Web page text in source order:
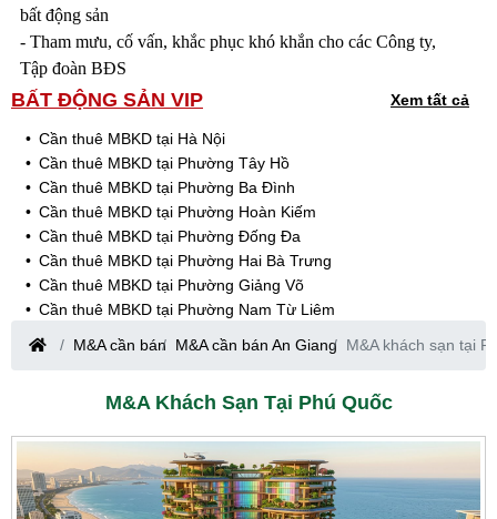
bất động sản
- Tham mưu, cố vấn, khắc phục khó khắn cho các Công ty,
Tập đoàn BĐS
BẤT ĐỘNG SẢN VIP Xem tất cả
Cần thuê MBKD tại Hà Nội
Cần thuê MBKD tại Phường Tây Hồ
Cần thuê MBKD tại Phường Ba Đình
Cần thuê MBKD tại Phường Hoàn Kiếm
Cần thuê MBKD tại Phường Đống Đa
Cần thuê MBKD tại Phường Hai Bà Trưng
Cần thuê MBKD tại Phường Giảng Võ
Cần thuê MBKD tại Phường Nam Từ Liêm
Cần thuê MBKD tại Phường Cầu Giấy
Cần thuê MBKD tại Phường Hà Đông
Cần thuê MBKD tại Phường Hoàng Mai
Cần thuê MBKD tại Phường Ô Chợ Dừa
Cần thuê MBKD tại Phường Yên Hòa
Cần thuê MBKD tại Phường Nghĩa Độ
M&A cần bán M&A cần bán An Giang M&A khách sạn tại
M&A Khách Sạn Tại Phú Quốc